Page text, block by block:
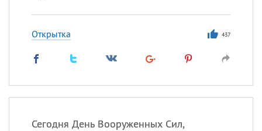
Открытка 437
Сегодня День Вооруженных Сил,